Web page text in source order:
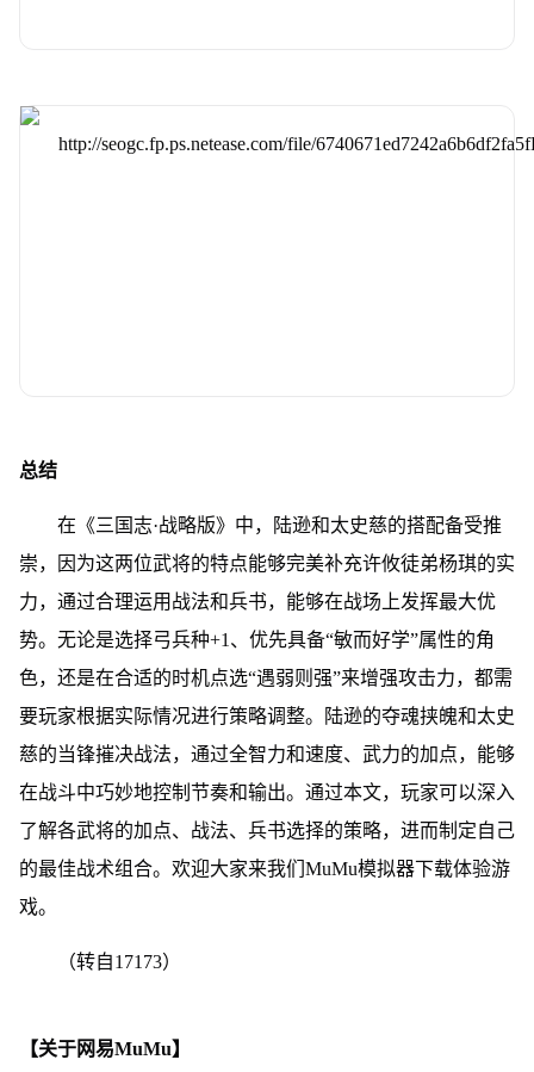
总结
在《三国志·战略版》中，陆逊和太史慈的搭配备受推
崇，因为这两位武将的特点能够完美补充许攸徒弟杨琪的实
力，通过合理运用战法和兵书，能够在战场上发挥最大优
势。无论是选择弓兵种+1、优先具备“敏而好学”属性的角
色，还是在合适的时机点选“遇弱则强”来增强攻击力，都需
要玩家根据实际情况进行策略调整。陆逊的夺魂挟魄和太史
慈的当锋摧决战法，通过全智力和速度、武力的加点，能够
在战斗中巧妙地控制节奏和输出。通过本文，玩家可以深入
了解各武将的加点、战法、兵书选择的策略，进而制定自己
的最佳战术组合。欢迎大家来我们MuMu模拟器下载体验游
戏。
（转自17173）
【关于网易MuMu】